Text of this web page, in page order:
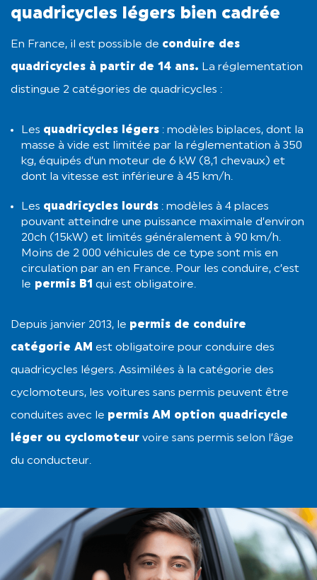
quadricycles légers bien cadrée
En France, il est possible de conduire des
quadricycles à partir de 14 ans. La réglementation
distingue 2 catégories de quadricycles :
Les quadricycles légers : modèles biplaces, dont la
masse à vide est limitée par la réglementation à 350
kg, équipés d’un moteur de 6 kW (8,1 chevaux) et
dont la vitesse est inférieure à 45 km/h.
Les quadricycles lourds : modèles à 4 places
pouvant atteindre une puissance maximale d’environ
20ch (15kW) et limités généralement à 90 km/h.
Moins de 2 000 véhicules de ce type sont mis en
circulation par an en France. Pour les conduire, c’est
le permis B1 qui est obligatoire.
Depuis janvier 2013, le permis de conduire
catégorie AM est obligatoire pour conduire des
quadricycles légers. Assimilées à la catégorie des
cyclomoteurs, les voitures sans permis peuvent être
conduites avec le permis AM option quadricycle
léger ou cyclomoteur voire sans permis selon l’âge
du conducteur.